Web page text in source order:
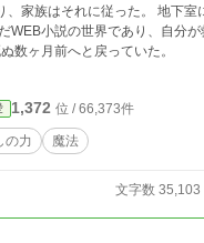
込められ、力を奪われ、最後には殺さ
を開けると、死ぬ数ヶ月前へと戻っていた。
1,372 位 / 66,373件
の力 魔法
文字数 35,103